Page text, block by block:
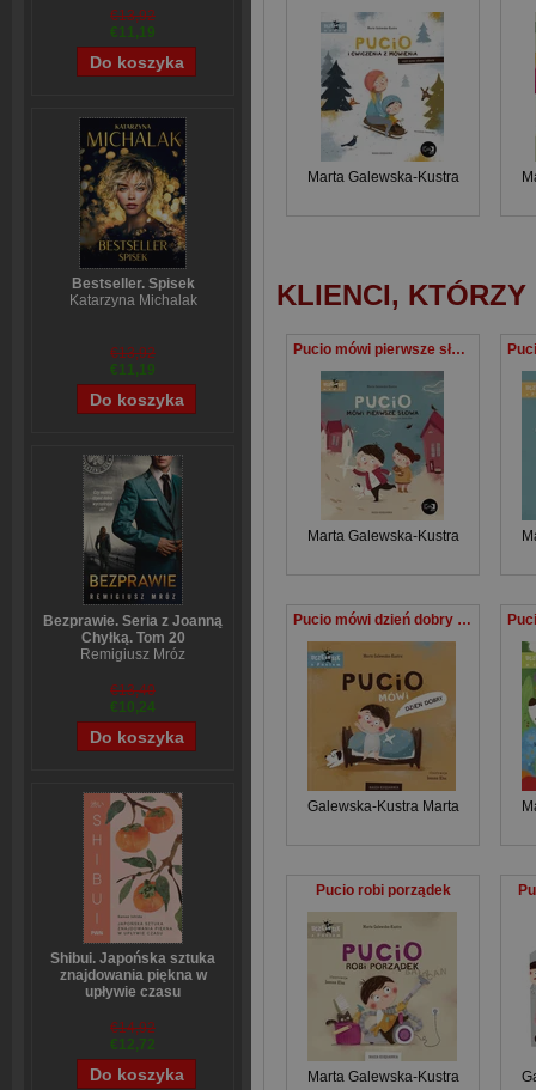
€13,92
€11,19
Bestseller. Spisek
Katarzyna Michalak
€13,92
€11,19
Bezprawie. Seria z Joanną
Chyłką. Tom 20
Remigiusz Mróz
€13,40
€10,24
Shibui. Japońska sztuka
znajdowania piękna w
upływie czasu
€14,92
€12,72
Marta Galewska-Kustra
KLIENCI,
Pucio mówi pierwsze słowa
Marta Galewska-Kustra
Pucio mówi dzień dobry wyd. 2022
Galewska-Kustra Marta
Pucio robi porządek
Marta Galewska-Kustra